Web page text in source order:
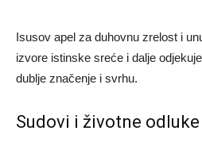
Isusov apel za duhovnu zrelost i
izvore istinske sreće i dalje
dublje značenje i svrhu.
Sudovi i životne odluke